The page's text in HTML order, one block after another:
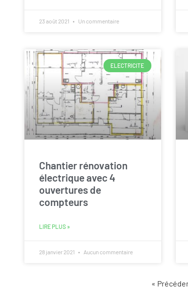
23 août 2021 Un commentaire
ELECTRICITE
Chantier rénovation
électrique avec 4
ouvertures de
compteurs
LIRE PLUS »
28 janvier 2021 Aucun commentaire
«